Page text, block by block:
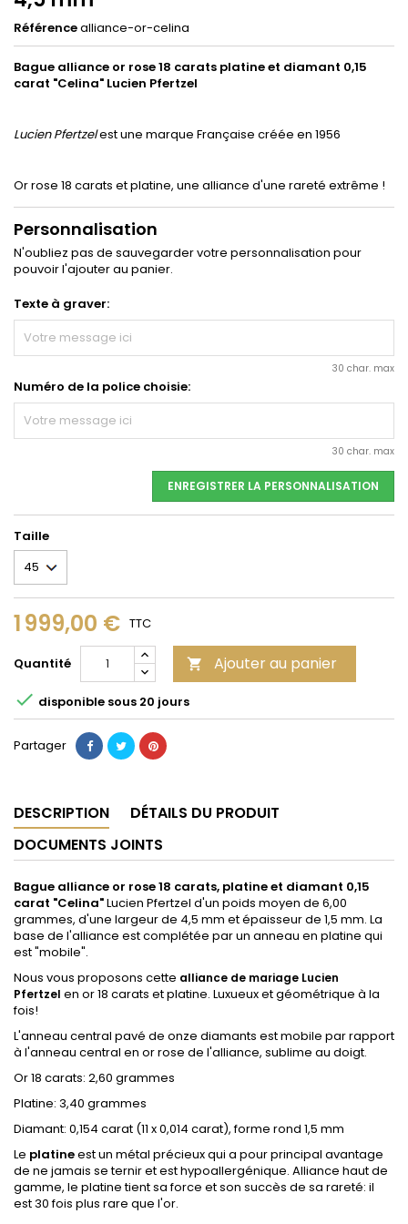
Référencealliance-or-celina
Bague alliance or rose 18 carats platine et diamant 0,15
carat "Celina" Lucien Pfertzel
Lucien Pfertzelest une marque Française créée en 1956
Or rose 18 carats et platine, une alliance d'une rareté extrême !
Personnalisation
N'oubliez pas de sauvegarder votre personnalisation pour
pouvoir l'ajouter au panier.
Texte à graver:
30 char. max
Numéro de la police choisie:
30 char. max
ENREGISTRER LA PERSONNALISATION
Taille
1 999,00 € TTC
Quantité  Ajouter au panier
 disponible sous 20 jours
Partager
DESCRIPTION
DÉTAILS DU PRODUIT
DOCUMENTS JOINTS
Bague alliance or rose 18 carats, platine et diamant 0,15
carat "Celina"Lucien Pfertzel d'un poids moyen de 6,00
grammes, d'une largeur de 4,5 mm et épaisseur de 1,5 mm. La
base de l'alliance est complétée par un anneau en platine qui
est "mobile".
Nous vous proposons cette alliance de mariage Lucien
Pfertzel en or 18 carats et platine. Luxueux et géométrique à la
fois!
L'anneau central pavé de onze diamants est mobile par rapport
à l'anneau central en or rose de l'alliance, sublime au doigt.
Or 18 carats: 2,60 grammes
Platine: 3,40 grammes
Diamant: 0,154 carat (11 x 0,014 carat), forme rond 1,5 mm
Le platineest un métal précieux qui a pour principal avantage
de ne jamais se ternir et est hypoallergénique. Alliance haut de
gamme, le platine tient sa force et son succès de sa rareté: il
est 30 fois plus rare que l'or.